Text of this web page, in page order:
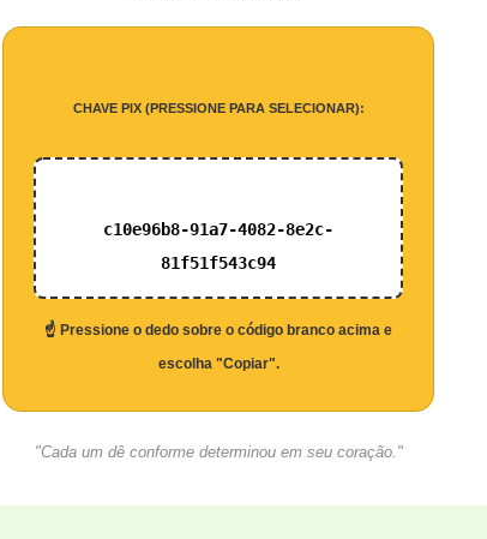
CHAVE PIX (PRESSIONE PARA SELECIONAR):
c10e96b8-91a7-4082-8e2c-
81f51f543c94
☝️ Pressione o dedo sobre o código branco acima e
escolha "Copiar".
"Cada um dê conforme determinou em seu coração."